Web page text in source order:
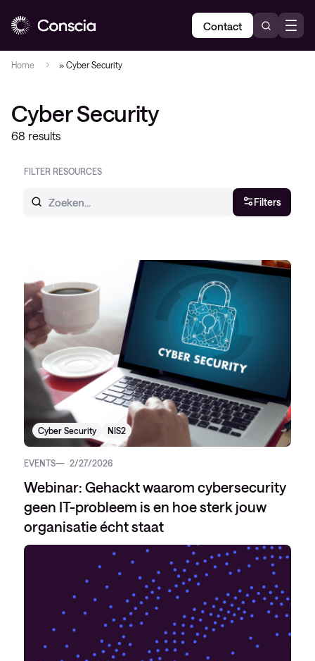
Contact
Home » Cyber Security
Cyber Security
68 results
FILTER RESOURCES
Filters
Cyber Security NIS2
EVENTS 2/27/2026
Webinar: Gehackt waarom cybersecurity
geen IT-probleem is en hoe sterk jouw
organisatie écht staat